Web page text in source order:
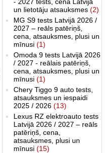
un lietotāju atsauksmes (2)
MG S9 tests Latvijā 2026 /
2027 – reāls patēriņš,
cena, atsauksmes, plusi un
mīnusi (1)
Omoda 9 tests Latvijā 2026
/ 2027 - reālais patēriņš,
cena, atsauksmes, plusi un
mīnusi (1)
Chery Tiggo 9 auto tests,
atsauksmes un iespaidi
2025 / 2026 (13)
Lexus RZ elektroauto tests
Latvijā 2026 / 2027 – reāls
patēriņš, cena,
atsauksmes, plusi un
mīnusi (15)